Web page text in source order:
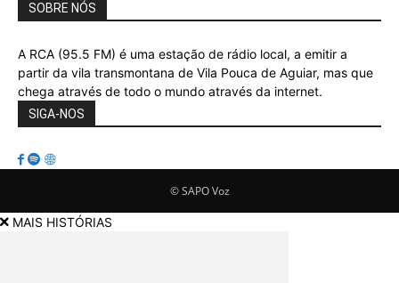
SOBRE NÓS
A RCA (95.5 FM) é uma estação de rádio local, a emitir a
partir da vila transmontana de Vila Pouca de Aguiar, mas que
chega através de todo o mundo através da internet.
SIGA-NOS
© SAPO Voz
MAIS HISTÓRIAS